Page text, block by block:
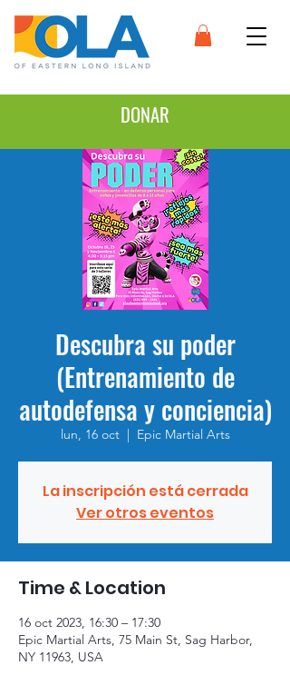
DONAR
Descubra su poder
(Entrenamiento de
autodefensa y conciencia)
lun, 16 oct
  |
Epic Martial Arts
La inscripción está cerrada
Ver otros eventos
Time & Location
16 oct 2023, 16:30 – 17:30
Epic Martial Arts, 75 Main St, Sag Harbor,
NY 11963, USA